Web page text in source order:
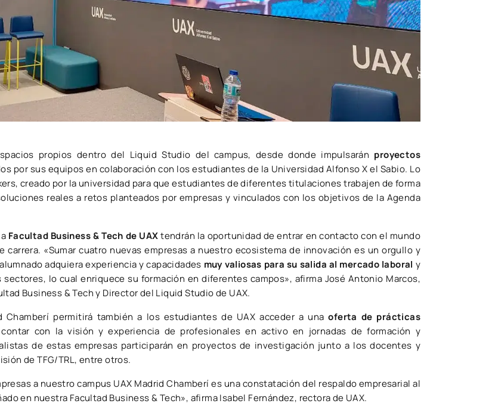
propios dentro del Liquid Studio del campus, desde donde impulsarán proyectos
por sus equipos en colaboración con los estudiantes de la Universidad Alfonso X el Sabio. Lo
creado por la universidad para que estudiantes de diferentes titulaciones trabajen de forma
reales a retos planteados por empresas y vinculados con los objetivos de la Agenda
Facultad Business & Tech de UAXtendrán la oportunidad de entrar en contacto con el mundo
carrera. «Sumar cuatro nuevas empresas a nuestro ecosistema de innovación es un orgullo y
adquiera experiencia y capacidades muy valiosas para su salida al mercado laboral y
lo cual enriquece su formación en diferentes campos», afirma José Antonio Marcos,
Business & Tech y Director del Liquid Studio de UAX.
Chamberí permitirá también a los estudiantes de UAX acceder a unaoferta de prácticas
con la visión y experiencia de profesionales en activo en jornadas de formación y
de estas empresas participarán en proyectos de investigación junto a los docentes y
de TFG/TRL, entre otros.
a nuestro campus UAX Madrid Chamberí es una constatación del respaldo empresarial al
en nuestra Facultad Business & Tech», afirma Isabel Fernández, rectora de UAX.